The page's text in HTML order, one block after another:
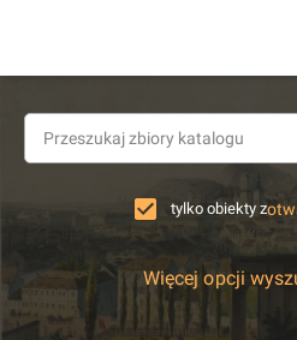
tylko obiekty z
Więcej opcji